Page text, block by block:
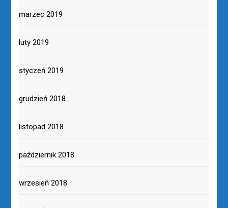
marzec 2019
luty 2019
styczeń 2019
grudzień 2018
listopad 2018
październik 2018
wrzesień 2018